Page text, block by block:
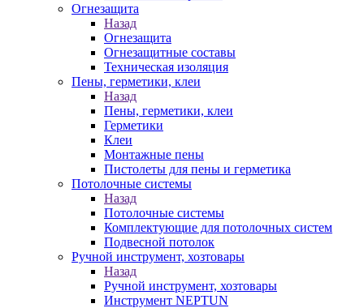
Огнезащита
Назад
Огнезащита
Огнезащитные составы
Техническая изоляция
Пены, герметики, клеи
Назад
Пены, герметики, клеи
Герметики
Клеи
Монтажные пены
Пистолеты для пены и герметика
Потолочные системы
Назад
Потолочные системы
Комплектующие для потолочных систем
Подвесной потолок
Ручной инструмент, хозтовары
Назад
Ручной инструмент, хозтовары
Инструмент NEPTUN